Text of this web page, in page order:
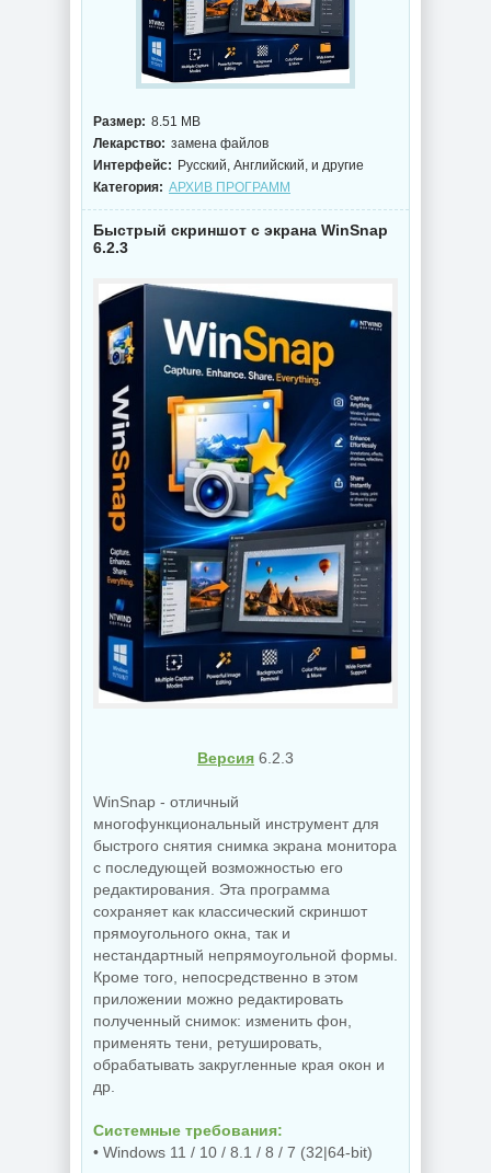
Размер: 8.51 MB
Лекарство: замена файлов
Интерфейс: Русский, Английский, и другие
Категория: АРХИВ ПРОГРАММ
Быстрый скриншот с экрана WinSnap
6.2.3
Версия 6.2.3
WinSnap - отличный
многофункциональный инструмент для
быстрого снятия снимка экрана монитора
с последующей возможностью его
редактирования. Эта программа
сохраняет как классический скриншот
прямоугольного окна, так и
нестандартный непрямоугольной формы.
Кроме того, непосредственно в этом
приложении можно редактировать
полученный снимок: изменить фон,
применять тени, ретушировать,
обрабатывать закругленные края окон и
др.
Системные требования:
• Windows 11 / 10 / 8.1 / 8 / 7 (32|64-bit)